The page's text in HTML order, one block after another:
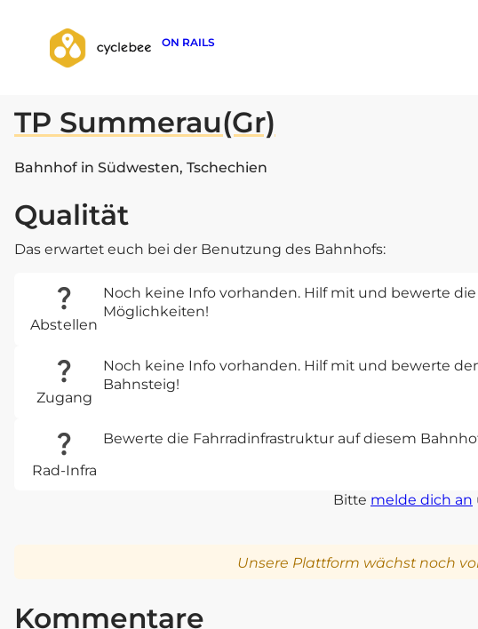
ON RAILS
zurück zur Suche
TP Summerau(Gr)
Bahnhof in Südwesten, Tschechien
Qualität
Das erwartet euch bei der Benutzung des Bahnhofs:
Abstellen
Noch keine Info vorhanden. Hilf mit und bewerte die
Möglichkeiten!
Zugang
Noch keine Info vorhanden. Hilf mit und bewerte
Bahnsteig!
Rad-Infra
Bewerte die Fahrradinfrastruktur auf diesem
Bitte melde dich an
Unsere Plattform wächst noch
Kommentare